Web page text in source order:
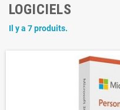
LOGICIELS
Il y a 7 produits.